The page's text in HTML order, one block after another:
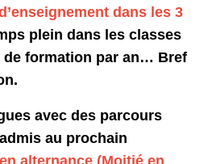
dans les 3
plein dans les classes
de formation par an… Bref
avec des parcours
au prochain
alternance (Moitié en